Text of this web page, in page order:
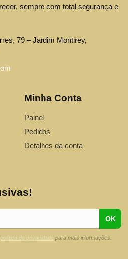
sempre com total segurança e
79 – Jardim Montirey,
Minha Conta
Painel
Pedidos
Detalhes da conta
política de privacidade para mais informações.